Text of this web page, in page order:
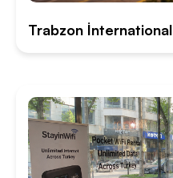
Trabzon